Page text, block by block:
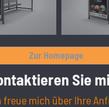
Zur Homepage
Sie
freue mich über Ihre